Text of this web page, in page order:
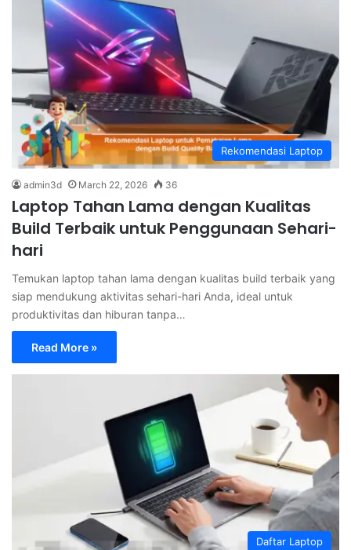
Rekomendasi Laptop
admin3d March 22, 2026 36
Laptop Tahan Lama dengan Kualitas
Build Terbaik untuk Penggunaan Sehari-
hari
Temukan laptop tahan lama dengan kualitas build terbaik yang
siap mendukung aktivitas sehari-hari Anda, ideal untuk
produktivitas dan hiburan tanpa…
Read More »
Daftar Laptop